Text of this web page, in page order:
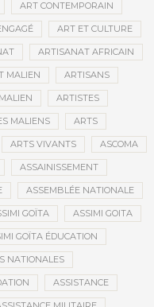
ART CONTEMPORAIN
ART ET CULTURE
ARTISANAT AFRICAIN
MALIEN ARTISANS
ARTISTES
MALIENS ARTS
ARTS VIVANTS ASCOMA
ASSAINISSEMENT
ASSEMBLÉE NATIONALE
GOÏTA ASSIMI GOITA
GOÏTA ÉDUCATION
NATIONALES
ASSISTANCE